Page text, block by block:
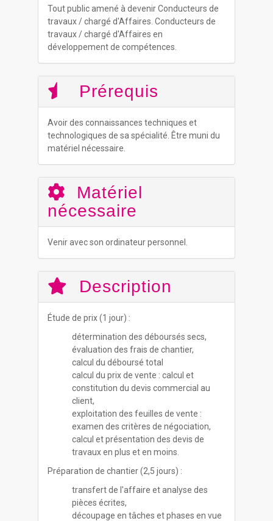
Tout public amené à devenir Conducteurs de
travaux / chargé d'Affaires. Conducteurs de
travaux / chargé d'Affaires en
développement de compétences.
Prérequis
Avoir des connaissances techniques et
technologiques de sa spécialité. Être muni du
matériel nécessaire.
Matériel
nécessaire
Venir avec son ordinateur personnel.
Description
Étude de prix (1 jour) :
détermination des déboursés secs,
évaluation des frais de chantier,
calcul du déboursé total
calcul du prix de vente : calcul et
constitution du devis commercial au
client,
exploitation des feuilles de vente :
examen des critères de négociation,
calcul et présentation des devis de
travaux en plus et en moins.
Préparation de chantier (2,5 jours) :
transfert de l'affaire et analyse des
pièces écrites,
découpage en tâches et phases en vue